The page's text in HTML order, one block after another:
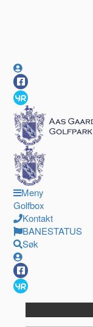
Meny
Golfbox
Kontakt
BANESTATUS
Søk